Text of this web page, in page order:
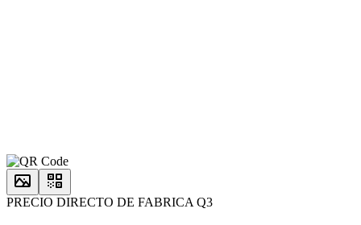
PRECIO DIRECTO DE FABRICA Q3